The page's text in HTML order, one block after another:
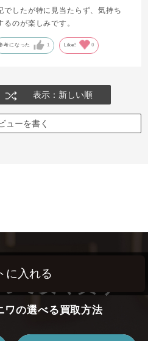
に入れる
でしたが特に見当たらず、気持ち
のが楽しみです。
考になった 1 Like! 0
表示：新しい順
ューを書く
ワの選べる買取方法